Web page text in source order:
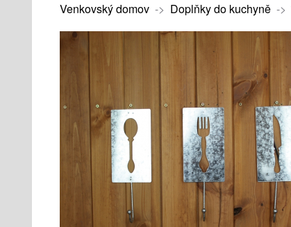
Venkovský domov -> Doplňky do kuchyně ->